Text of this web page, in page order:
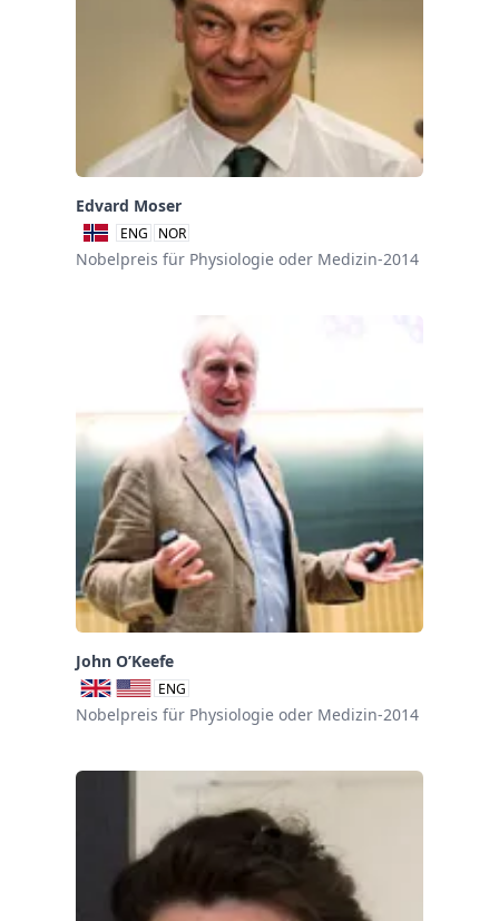
Edvard Moser
ENG NOR
Nobelpreis für Physiologie oder Medizin-2014
John O’Keefe
ENG
Nobelpreis für Physiologie oder Medizin-2014